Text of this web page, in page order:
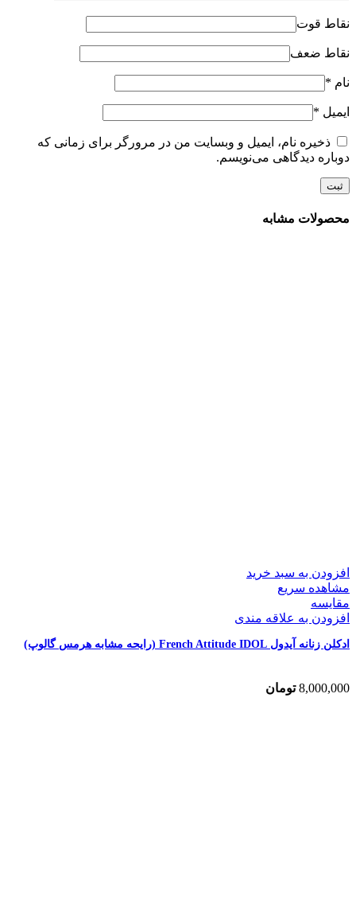
نقاط قوت
نقاط ضعف
نام *
ایمیل *
ذخیره نام، ایمیل و وبسایت من در مرورگر برای زمانی که
دوباره دیدگاهی می‌نویسم.
محصولات مشابه
افزودن به سبد خرید
مشاهده سریع
مقایسه
افزودن به علاقه مندی
ادکلن زنانه آیدول French Attitude IDOL (رایحه مشابه هرمس گالوپ)
8,000,000 تومان